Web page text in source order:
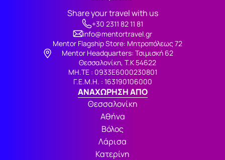
Share your travel with us
+30 2311 82 11 81
info@mentortravel.gr
Mentor Flagship Store: Μητροπόλεως 72
Μentor Headquarters: Τσιμισκή 62
Θεσσαλονίκη, Τ.Κ 54622
ΜΗ.ΤΕ : 0933Ε6000230801
Γ.Ε.Μ.Η. : 163190106000
ΑΝΑΧΩΡΗΣΗ ΑΠΟ
Θεσσαλονίκη
Αθήνα
Βόλος
Λάρισα
Κατερίνη